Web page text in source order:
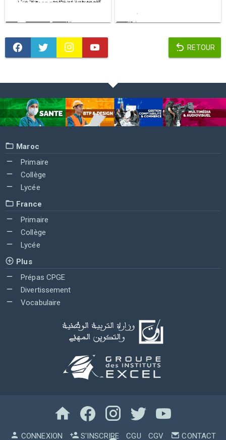
RETOUR
Maroc
Primaire
Collège
Lycée
France
Primaire
Collège
Lycée
Plus
Prépas CPGE
Divertissement
Vocabulaire
CONNEXION S'INSCRIRE CGU CGV CONTACT